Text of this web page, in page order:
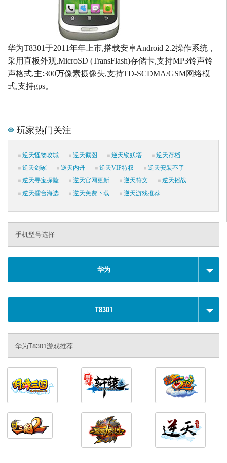
华为T8301于2011年年上市,搭载安卓Android 2.2操作系统，
采用直板外观,MicroSD (TransFlash)存储卡,支持MP3铃声铃
声格式,主:300万像素摄像头,支持TD-SCDMA/GSM网络模
式,支持gps。
玩家热门关注
逆天怪物攻城 逆天截图 逆天锁妖塔
逆天存档
逆天剑冢
逆天内丹 逆天VIP特权
逆天安装不了
逆天寻宝探险
逆天官网更新 逆天符文
逆天摇战
逆天擂台海选
逆天免费下载 逆天游戏推荐
手机型号选择
华为
T8301
华为T8301游戏推荐